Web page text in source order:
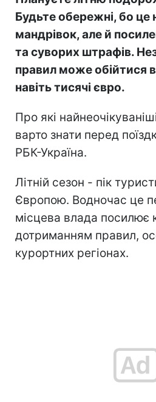
Будьте обережні, бо це
мандрівок, але й
та суворих штрафів.
правил може обійтися
навіть тисячі євро.
Про які
варто знати перед
РБК-Україна.
Літній сезон - пік
Європою. Водночас це
місцева влада посилює
дотриманням правил,
курортних регіонах.